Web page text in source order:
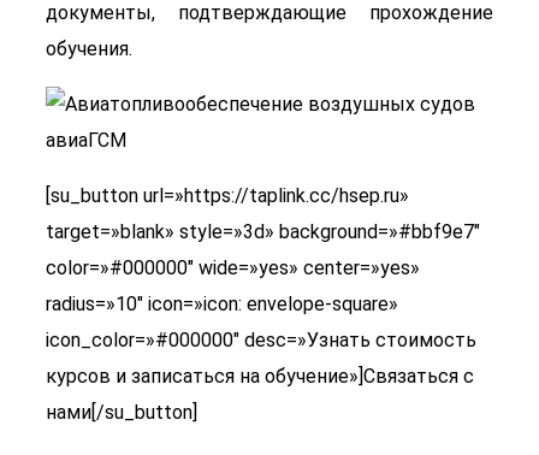
документы, подтверждающие прохождение
обучения.
[su_button url=»https://taplink.cc/hsep.ru»
target=»blank» style=»3d» background=»#bbf9e7″
color=»#000000″ wide=»yes» center=»yes»
radius=»10″ icon=»icon: envelope-square»
icon_color=»#000000″ desc=»Узнать стоимость
курсов и записаться на обучение»]Связаться с
нами[/su_button]